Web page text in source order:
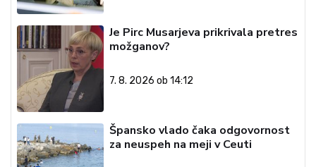
Je Pirc Musarjeva prikrivala pretres
možganov?
7. 8. 2026 ob 14:12
Špansko vlado čaka odgovornost
za neuspeh na meji v Ceuti